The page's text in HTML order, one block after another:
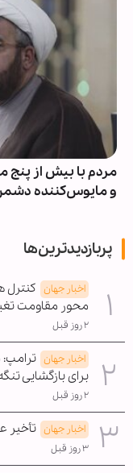
مردم با بیش از پنج
و مایوس‌کننده
پربازدیدترین‌ها
اخبار جهان کنترل
محور مقاومت
۲ روز قبل
اخبار جهان ترامپ:
برای بازگشایی
۲ روز قبل
اخبار جهان تأخیر
۳ روز قبل